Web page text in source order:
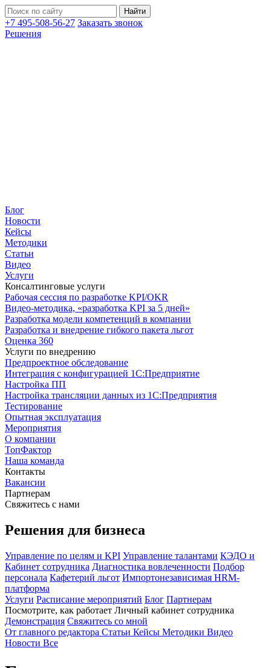
+7 495-508-56-27 Заказать звонок
Решения
Блог
Новости
Кейсы
Методики
Статьи
Видео
Услуги
Консалтинговые услуги
Рабочая сессия по разработке KPI/OKR
Видео-методика, «разработка KPI за 5 дней»
Разработка модели компетенций в компании
Разработка и внедрение гибкого пакета льгот
Оценка 360
Услуги по внедрению
Предпроектное обследование
Интеграция с конфигурацией 1С:Предприятие
Настройка ПП
Настройка трансляции данных из 1С:Предприятия
Тестирование
Опытная эксплуатация
Мероприятия
О компании
ТопФактор
Наша команда
Контакты
Вакансии
Партнерам
Свяжитесь с нами
Решения для бизнеса
Управление по целям и KPI Управление талантами КЭДО и
Кабинет сотрудника Диагностика вовлеченности Подбор
персонала Кафетерий льгот Импортонезависимая HRM-
платформа
Услуги Расписание мероприятий Блог Партнерам
Посмотрите, как работает Личный кабинет сотрудника
Демонстрация Свяжитесь со мной
От главного редактора Статьи Кейсы Методики Видео
Новости Все